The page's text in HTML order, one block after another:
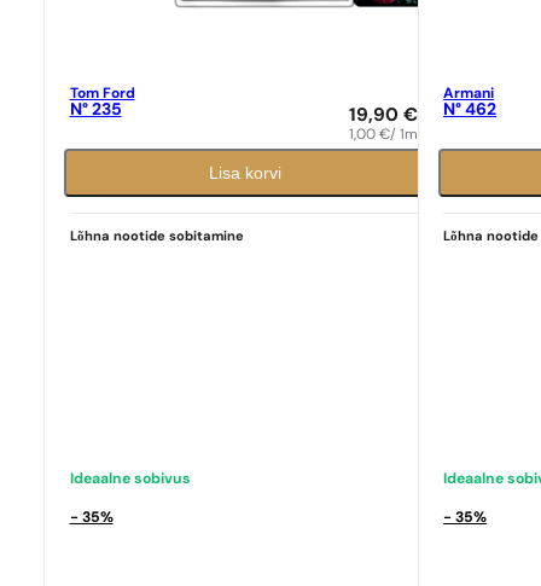
Tom Ford
N° 235 19,90 €
1,00 €/ 1ml
Lisa korvi
Lõhna nootide sobitamine
Ideaalne sobivus
- 35%
Armani
N° 462
Lõhna
Ideaalne
- 35%